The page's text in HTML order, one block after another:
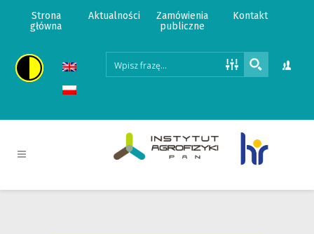
Strona
główna
Aktualności
Zamówienia
publiczne
Kontakt